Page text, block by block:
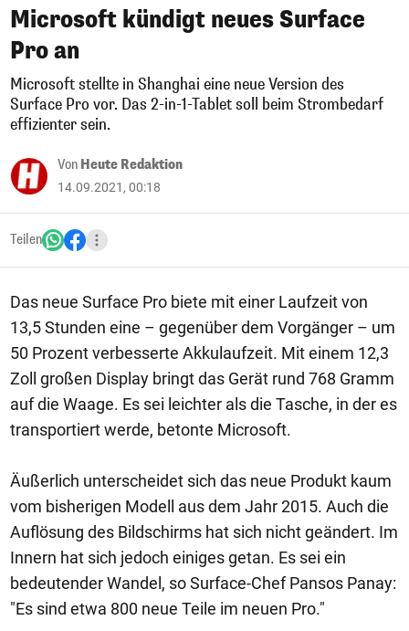
Microsoft kündigt neues Surface
Pro an
Microsoft stellte in Shanghai eine neue Version des
Surface Pro vor. Das 2-in-1-Tablet soll beim Strombedarf
effizienter sein.
Von Heute Redaktion
14.09.2021, 00:18
Teilen
Das neue Surface Pro biete mit einer Laufzeit von
13,5 Stunden eine – gegenüber dem Vorgänger – um
50 Prozent verbesserte Akkulaufzeit. Mit einem 12,3
Zoll großen Display bringt das Gerät rund 768 Gramm
auf die Waage. Es sei leichter als die Tasche, in der es
transportiert werde, betonte Microsoft.
Äußerlich unterscheidet sich das neue Produkt kaum
vom bisherigen Modell aus dem Jahr 2015. Auch die
Auflösung des Bildschirms hat sich nicht geändert. Im
Innern hat sich jedoch einiges getan. Es sei ein
bedeutender Wandel, so Surface-Chef Pansos Panay:
"Es sind etwa 800 neue Teile im neuen Pro."